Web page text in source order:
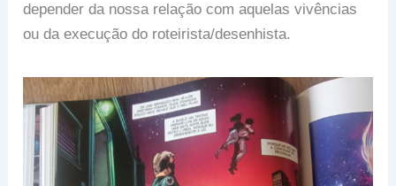
depender da nossa relação com aquelas vivências
ou da execução do roteirista/desenhista.